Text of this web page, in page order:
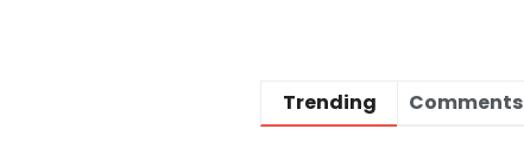
Trending Comments